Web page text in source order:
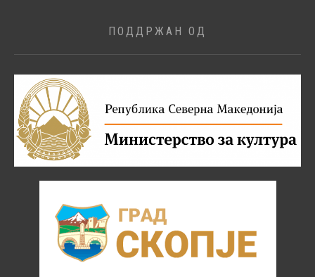
ПОДДРЖАН ОД